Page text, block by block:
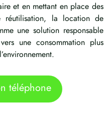
et en mettant en place des
réutilisation, la location de
une solution responsable
une consommation plus
téléphone